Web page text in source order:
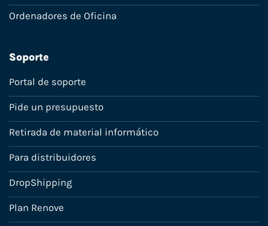
Ordenadores de Oficina
Soporte
Portal de soporte
Pide un presupuesto
Retirada de material informático
Para distribuidores
DropShipping
Plan Renove